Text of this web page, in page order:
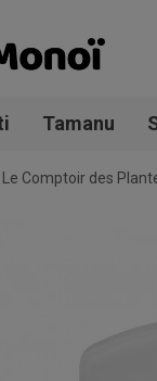
Tamanu
Le Comptoir des